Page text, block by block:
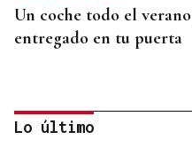
Un coche todo el
entregado en tu puerta
Lo último